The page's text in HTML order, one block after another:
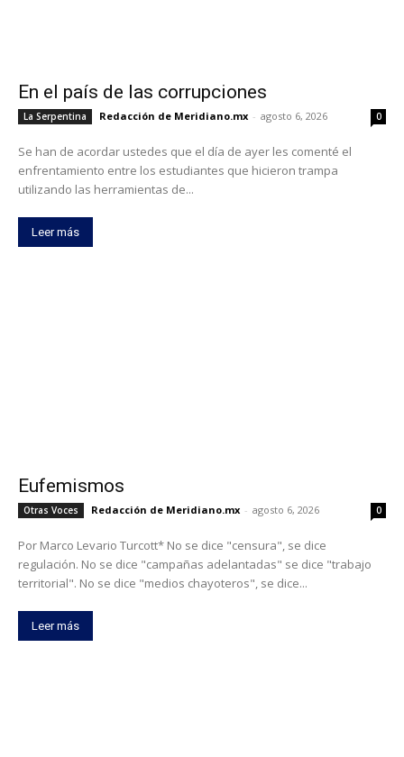
En el país de las corrupciones
La Serpentina Redacción de Meridiano.mx - agosto 6, 2026 0
Se han de acordar ustedes que el día de ayer les comenté el
enfrentamiento entre los estudiantes que hicieron trampa
utilizando las herramientas de...
Leer más
Eufemismos
Otras Voces Redacción de Meridiano.mx - agosto 6, 2026 0
Por Marco Levario Turcott* No se dice "censura", se dice
regulación. No se dice "campañas adelantadas" se dice "trabajo
territorial". No se dice "medios chayoteros", se dice...
Leer más